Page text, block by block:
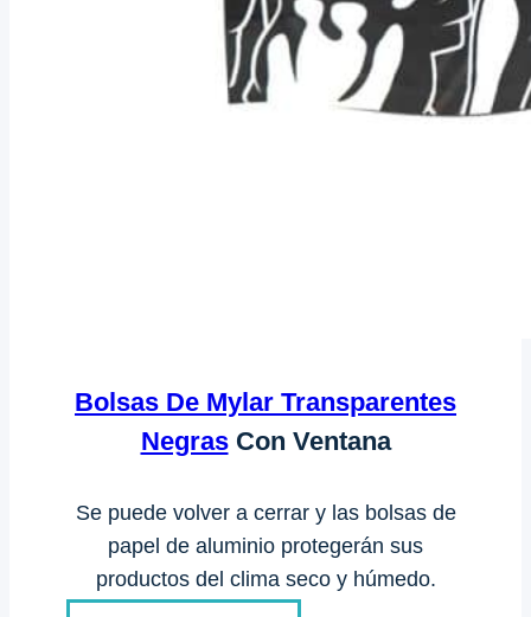
Bolsas De Mylar Transparentes
NegrasCon Ventana
Se puede volver a cerrar y las bolsas de
papel de aluminio protegerán sus
productos del clima seco y húmedo.